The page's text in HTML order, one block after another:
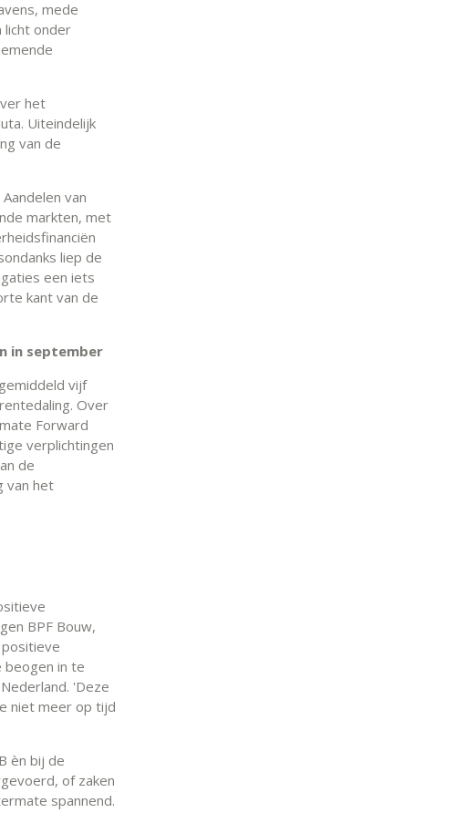
mede
licht onder
het
Uiteindelijk
van de
van
markten, met
liep de
een iets
kant van de
in september
vijf
Over
Forward
verplichtingen
de
van het
BPF Bouw,
beogen in te
'Deze
niet meer op tijd
èn bij de
of zaken
spannend.